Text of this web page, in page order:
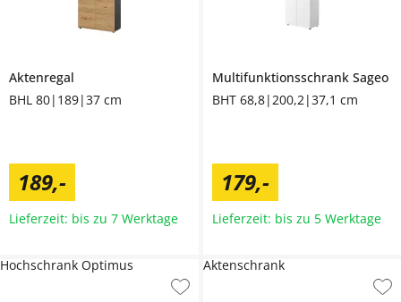
Aktenregal
BHL 80|189|37 cm
189,-
Lieferzeit: bis zu 7 Werktage
Multifunktionsschrank Sageo
BHT 68,8|200,2|37,1 cm
179,-
Lieferzeit: bis zu 5 Werktage
Hochschrank Optimus Aktenschrank